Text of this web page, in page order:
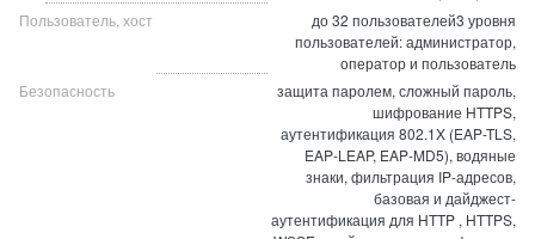
Пользователь, хост
до 32 пользователей3 уровня
пользователей: администратор,
оператор и пользователь
Безопасность
защита паролем, сложный пароль,
шифрование HTTPS,
аутентификация 802.1X (EAP-TLS,
EAP-LEAP, EAP-MD5), водяные
знаки, фильтрация IP-адресов,
базовая и дайджест-
аутентификация для HTTP , HTTPS,